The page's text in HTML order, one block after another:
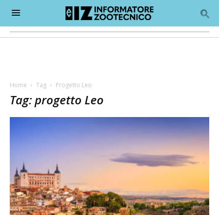
Home Tag Progetto Leo
Tag: progetto Leo